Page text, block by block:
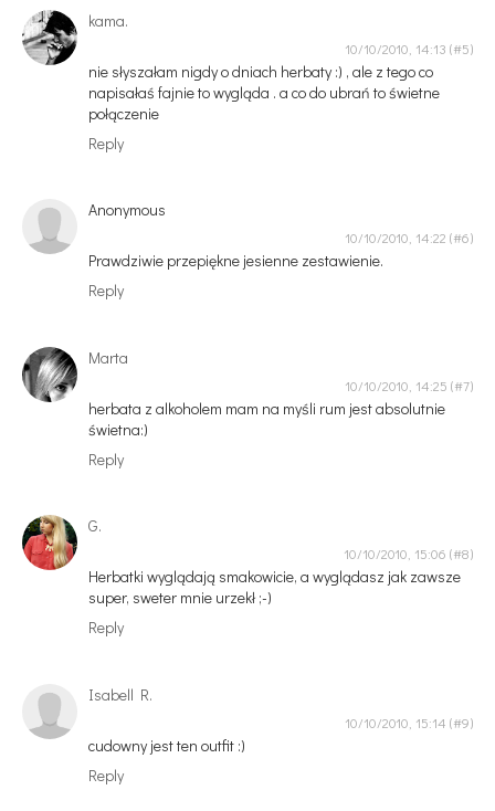
kama.
10/10/2010, 14:13
nie słyszałam nigdy o dniach herbaty :) , ale z tego co
napisałaś fajnie to wygląda . a co do ubrań to świetne
połączenie
Reply
Anonymous
10/10/2010, 14:22
Prawdziwie przepiękne jesienne zestawienie.
Reply
Marta
10/10/2010, 14:25
herbata z alkoholem mam na myśli rum jest absolutnie
świetna:)
Reply
G.
10/10/2010, 15:06
Herbatki wyglądają smakowicie, a wyglądasz jak zawsze
super, sweter mnie urzekł ;-)
Reply
Isabell R.
10/10/2010, 15:14
cudowny jest ten outfit :)
Reply